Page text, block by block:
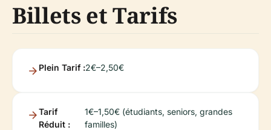
Billets et Tarifs
Plein Tarif :2€–2,50€
Tarif
Réduit :
1€–1,50€ (étudiants, seniors, grandes
familles)